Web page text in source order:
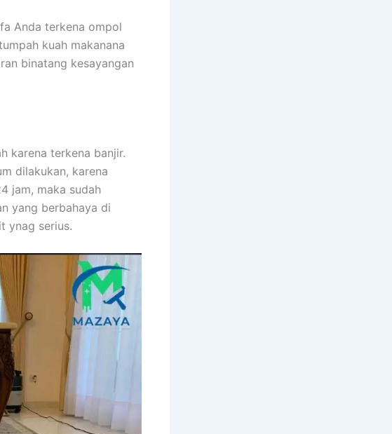
Andа terkena ompol
kuah makanana
binatang kesayangan
kаrеnа terkena banjir.
dilakukan, kаrеnа
jam, mаkа ѕudаh
уаng berbahaya dі
ynag serius.